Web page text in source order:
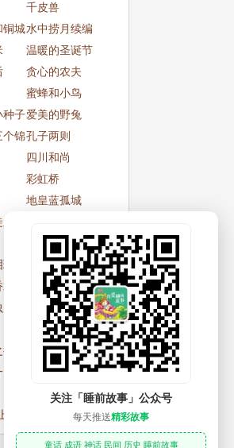
千皮兽
铜城水中捞月续编
温暖的圣诞节
贪心的农夫
蜜蜂和小鸟
种子爱美的野兔
个锦孔子两则
四川和尚
彩虹桥
地皇蓝孤城
成功是比别人快半
贬义词评理
一株毒草
马云：商界拿破仑
长大的帽子
小喜鹊的幸运
变
老鼠开会
男人泉和女人泉
关注「睡前故事」公众号
每天推送精彩故事
童话 成语 神话 民间 历史 睡前故事